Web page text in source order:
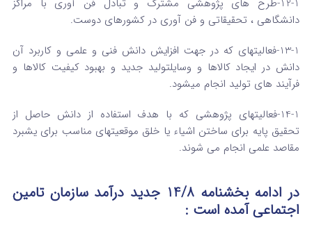
12-1-طرح های پژوهشی مشترک و تبادل فن آوری با مراکز
دانشگاهی ، تحقیقاتی و فن آوری در کشورهای دوست.
13-1-فعالیتهای که در جهت افزایش دانش فنی و علمی و کاربرد آن
دانش در ایجاد کالاها و وسایلتولید جدید و بهبود کیفیت کالاها و
فرآیند های تولید انجام میشود.
14-1-فعالیتهای پژوهشی که با هدف استفاده از دانش حاصل از
تحقیق پایه برای ساختن اشیاء یا خلق موقعیتهای مناسب برای یشبرد
مقاصد علمی انجام می شوند.
در ادامه بخشنامه 14/8 جدید درآمد سازمان تامین
اجتماعی آمده است :